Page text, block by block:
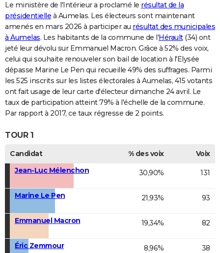
Le ministère de l'Intérieur a proclamé le résultat de la
présidentielle à Aumelas. Les électeurs sont maintenant
amenés en mars 2026 à participer au résultat des municipales
à Aumelas. Les habitants de la commune de l'Hérault(34) ont
jeté leur dévolu sur Emmanuel Macron. Grâce à 52% des voix,
celui qui souhaite renouveler son bail de location à l'Elysée
dépasse Marine Le Pen qui recueille 49% des suffrages. Parmi
les 525 inscrits sur les listes électorales à Aumelas, 415 votants
ont fait usage de leur carte d'électeur dimanche 24 avril. Le
taux de participation atteint 79% à l'échelle de la commune.
Par rapport à 2017, ce taux régresse de 2 points.
TOUR 1
Candidat % des voix
Voix
Jean-Luc Mélenchon
30,90% 131
Marine Le Pen 21,93% 93
Emmanuel Macron 19,34% 82
Éric Zemmour 8,96% 38